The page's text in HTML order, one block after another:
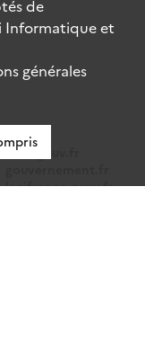
data.gouv.fr
legifrance.gouv.fr
de
Informatique et
générales